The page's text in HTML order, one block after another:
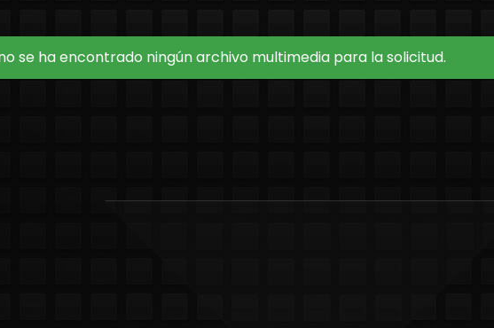
se ha encontrado ningún archivo multimedia para la solicitud.